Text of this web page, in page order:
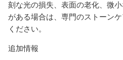
刻な光の損失、表面の老化、微
がある場合は、専門のストーン
ください。
追加情報